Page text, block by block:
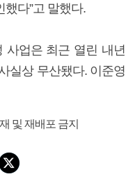
다”고 말했다.
사업은 최근 열린 내년
실상 무산됐다. 이준영
및 재배포 금지